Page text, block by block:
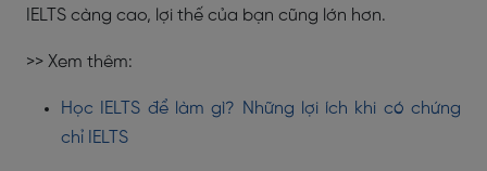
IELTS càng cao, lợi thế của bạn cũng lớn hơn.
>> Xem thêm:
Học IELTS để làm gì? Những lợi ích khi có chứng
chỉ IELTS